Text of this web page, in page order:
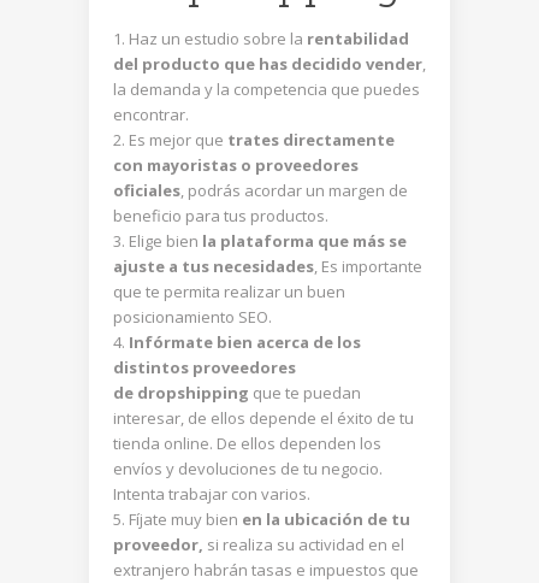
Haz un estudio sobre la rentabilidad
del producto que has decidido vender,
la demanda y la competencia que puedes
encontrar.
Es mejor que trates directamente
con mayoristas o proveedores
oficiales, podrás acordar un margen de
beneficio para tus productos.
Elige bien la plataforma que más se
ajuste a tus necesidades, Es importante
que te permita realizar un buen
posicionamiento SEO.
Infórmate bien acerca de los
distintos proveedores
de dropshipping que te puedan
interesar, de ellos depende el éxito de tu
tienda online. De ellos dependen los
envíos y devoluciones de tu negocio.
Intenta trabajar con varios.
Fíjate muy bien en la ubicación de tu
proveedor, si realiza su actividad en el
extranjero habrán tasas e impuestos que